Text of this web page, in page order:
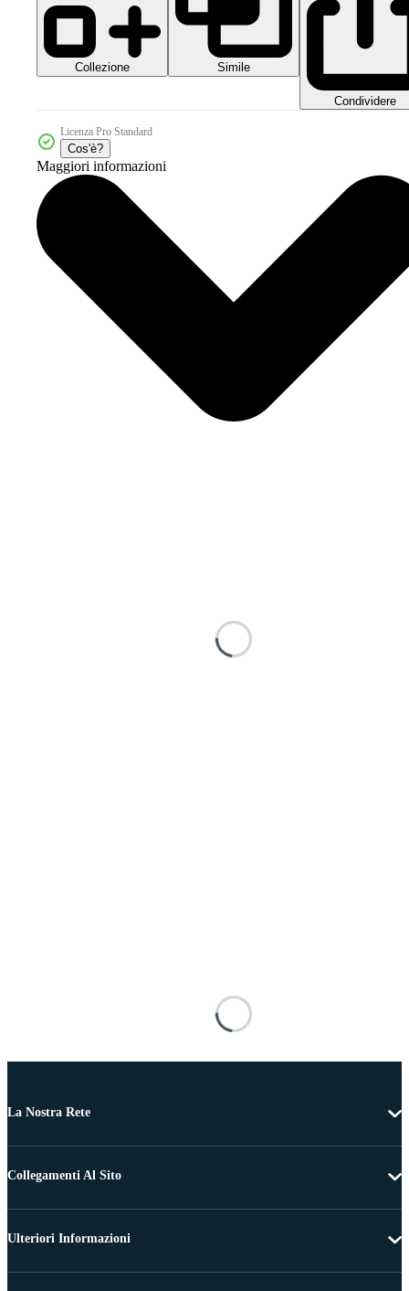
Collezione Simile
Condividere
Licenza Pro Standard
Cos'è?
Maggiori informazioni
La Nostra Rete
Collegamenti Al Sito
Ulteriori Informazioni